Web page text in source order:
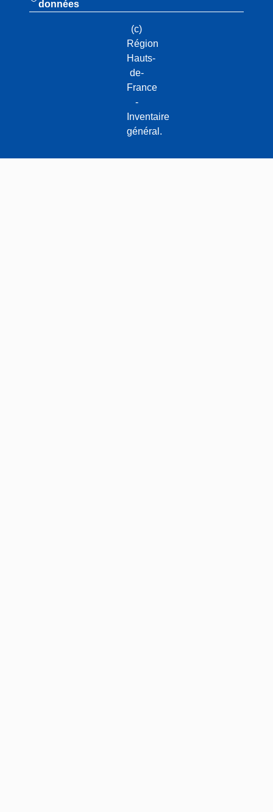
données
(c)
Région
Hauts-
de-
France
-
Inventaire
général.